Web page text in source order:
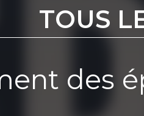
TOUS
des